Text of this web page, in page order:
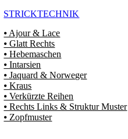
STRICKTECHNIK
⦁ Ajour & Lace
⦁ Glatt Rechts
⦁ Hebemaschen
⦁ Intarsien
⦁ Jaquard & Norweger
⦁ Kraus
⦁ Verkürzte Reihen
⦁ Rechts Links & Struktur Muster
⦁ Zopfmuster